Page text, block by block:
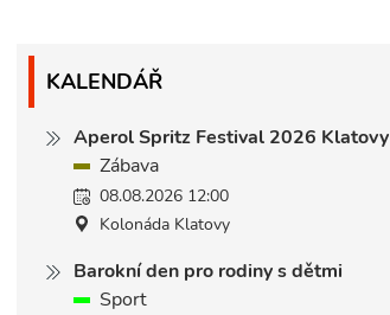
KALENDÁŘ
Aperol Spritz Festival 2026 Klatovy
Zábava
08.08.2026 12:00
Kolonáda Klatovy
Barokní den pro rodiny s dětmi
Sport